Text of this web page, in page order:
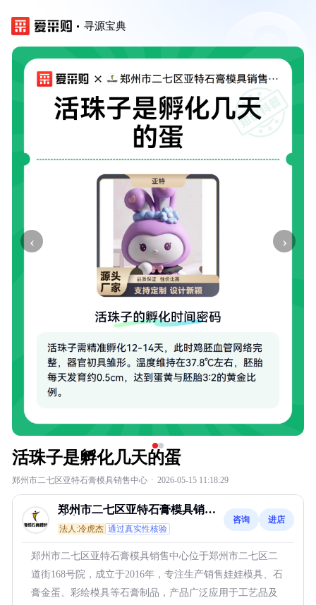
寻源宝典
‹ ›
活珠子是孵化几天的蛋
郑州市二七区亚特石膏模具销售中心 · 2026-05-15 11:18:29
郑州市二七区亚特石膏模具销售
中心
法人:冷虎杰 通过真实性核验
咨询 进店
郑州市二七区亚特石膏模具销售中心位于郑州市二七区二
道街168号院，成立于2016年，专注生产销售娃娃模具、石
膏金蛋、彩绘模具等石膏制品，产品广泛应用于工艺品及